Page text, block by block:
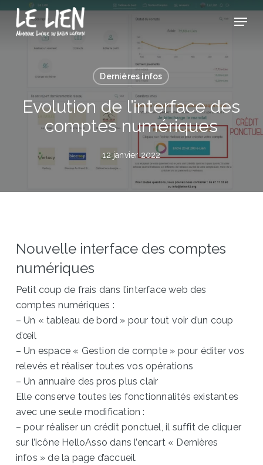
Panneau de gestion des cookies
Skip
main
content
Menu
Dernières infos
Evolution de l’interface des
comptes numériques
12 janvier 2022
Nouvelle interface des comptes
numériques
Petit coup de frais dans l’interface web des
comptes numériques :
– Un « tableau de bord » pour tout voir d’un coup
d’œil
– Un espace « Gestion de compte » pour éditer vos
relevés et réaliser toutes vos opérations
– Un annuaire des pros plus clair
Elle conserve toutes les fonctionnalités existantes
avec une seule modification :
– pour réaliser un crédit ponctuel, il suffit de cliquer
sur l’icône HelloAsso dans l’encart « Dernières
infos » de la page d’accueil.